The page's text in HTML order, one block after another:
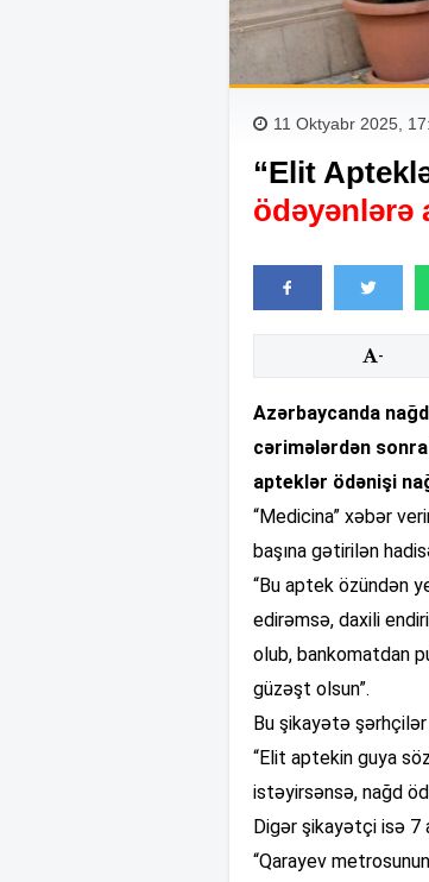
11 Oktyabr 2025,
“Elit
ödəyənlərə
-
Azərbaycanda
cərimələrdən
apteklər ödənişi
“Medicina” xəbər
başına gətirilən
“Bu aptek özündən
edirəmsə, daxili
olub, bankomatdan
güzəşt olsun”.
Bu şikayətə şərhçilər
“Elit aptekin guya
istəyirsənsə, nağd
Digər şikayətçi isə 7
“Qarayev